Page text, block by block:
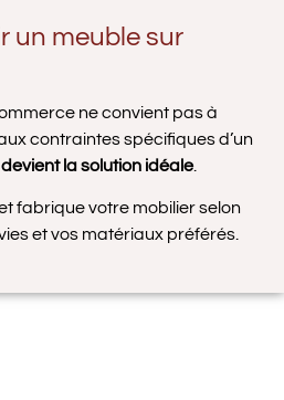
un meuble sur
ne convient pas à
contraintes spécifiques d’un
la solution idéale.
fabrique votre mobilier selon
et vos matériaux préférés.